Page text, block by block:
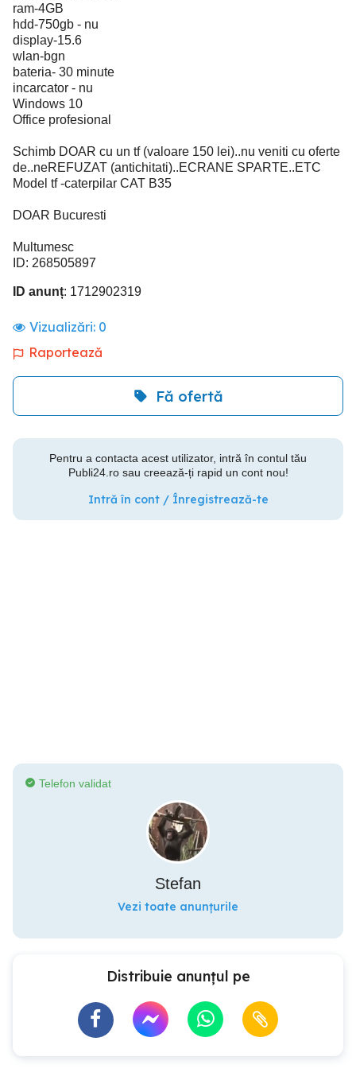
ram-4GB
hdd-750gb - nu
display-15.6
wlan-bgn
bateria- 30 minute
incarcator - nu
Windows 10
Office profesional
Schimb DOAR cu un tf (valoare 150 lei)..nu veniti cu oferte
de..neREFUZAT (antichitati)..ECRANE SPARTE..ETC
Model tf -caterpilar CAT B35
DOAR Bucuresti
Multumesc
ID: 268505897
ID anunț: 1712902319
Vizualizări: 0
Raportează
Fă ofertă
Pentru a contacta acest utilizator, intră în contul tău
Publi24.ro sau creează-ți rapid un cont nou!
Intră în cont / Înregistrează-te
Telefon validat
Stefan
Vezi toate anunțurile
Distribuie anunțul pe